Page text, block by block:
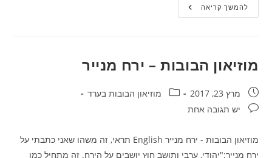
להמשך קריאהמוזיאון
הבובות
מוזיאון הבובות – ירח מנייר
פורסם:מרץ 23, 2017 קטגוריה:מוזיאון הבובות בערד
תגובות:יש תגובה אחת
מוזיאון הבובות - ירח מנייר English תראי, זה משהו שאני כתבתי על
ירח מנייר:"יהודי, ערבי ותושב חוץ יושבים על הירח. זה מתחיל כמו